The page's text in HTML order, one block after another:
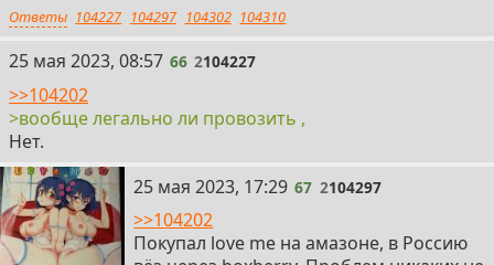
Ответы 104227 104297 104302 104310
66
25 мая 2023, 08:57 66 2104227
>>104202
>вообще легально ли провозить ,
Нет.
67
25 мая 2023, 17:29 67 2104297
>>104202
Покупал love me на амазоне, в Россию